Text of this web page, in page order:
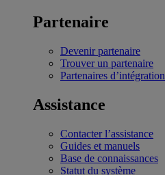
Partenaire
Devenir partenaire
Trouver un partenaire
Partenaires d’intégration
Assistance
Contacter l’assistance
Guides et manuels
Base de connaissances
Statut du système